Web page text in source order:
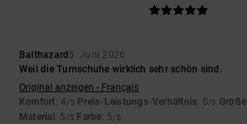
Balthazard 5. Juni 2026
Weil die Turnschuhe wirklich sehr schön sind.
Original anzeigen - Français
Komfort: 4/5 Preis-Leistungs-Verhältnis: 5/5 Größe
Material : 5 /5 Farbe: 5/5